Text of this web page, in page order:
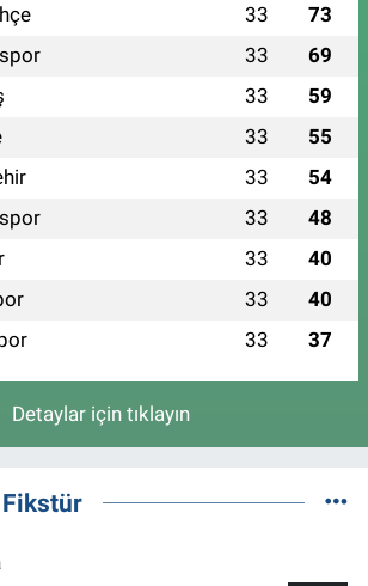
33 73
33 69
33 59
33 55
33 54
33 48
33 40
33 40
33 37
Detaylar için tıklayın